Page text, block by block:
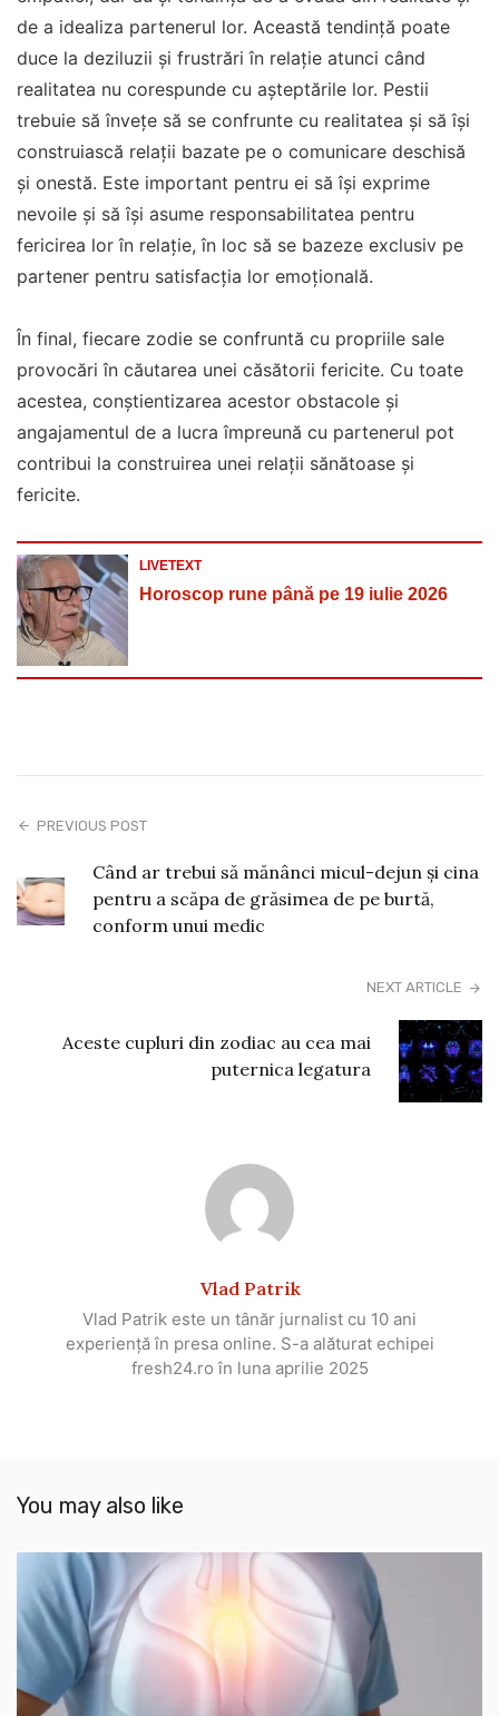
de a idealiza partenerul lor. Această tendință poate
duce la deziluzii și frustrări în relație atunci când
realitatea nu corespunde cu așteptările lor. Pestii
trebuie să învețe să se confrunte cu realitatea și să își
construiască relații bazate pe o comunicare deschisă
și onestă. Este important pentru ei să își exprime
nevoile și să își asume responsabilitatea pentru
fericirea lor în relație, în loc să se bazeze exclusiv pe
partener pentru satisfacția lor emoțională.
În final, fiecare zodie se confruntă cu propriile sale
provocări în căutarea unei căsătorii fericite. Cu toate
acestea, conștientizarea acestor obstacole și
angajamentul de a lucra împreună cu partenerul pot
contribui la construirea unei relații sănătoase și
fericite.
LIVETEXT
Horoscop rune până pe 19 iulie 2026
PREVIOUS POST
Când ar trebui să mănânci micul-dejun și cina
pentru a scăpa de grăsimea de pe burtă,
conform unui medic
NEXT ARTICLE
Aceste cupluri din zodiac au cea mai
puternica legatura
Vlad Patrik
Vlad Patrik este un tânăr jurnalist cu 10 ani
experiență în presa online. S-a alăturat echipei
fresh24.ro în luna aprilie 2025
You may also like